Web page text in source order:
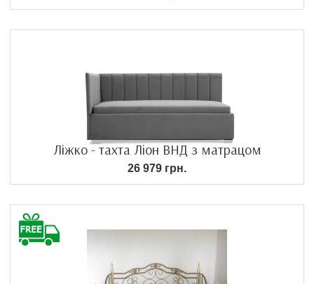
Ліжко - тахта Ліон ВНД з матрацом
26 979 грн.